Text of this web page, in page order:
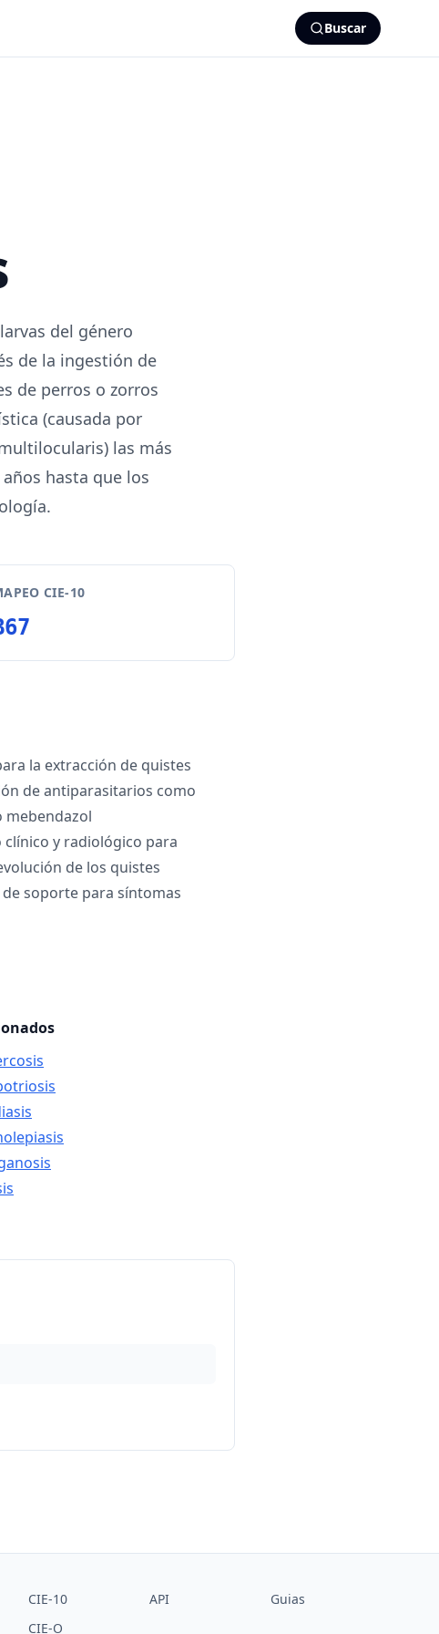
Buscar
del género
de la ingestión de
de perros o zorros
(causada por
las más
hasta que los
CIE-10
la extracción de quistes
de antiparasitarios como
mebendazol
clínico y radiológico para
de los quistes
soporte para síntomas
CIE-10 API
Guias
CIE-O